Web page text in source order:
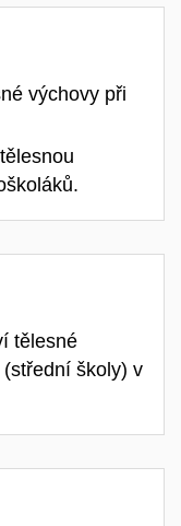
výchovy při
tělesné
školy) v